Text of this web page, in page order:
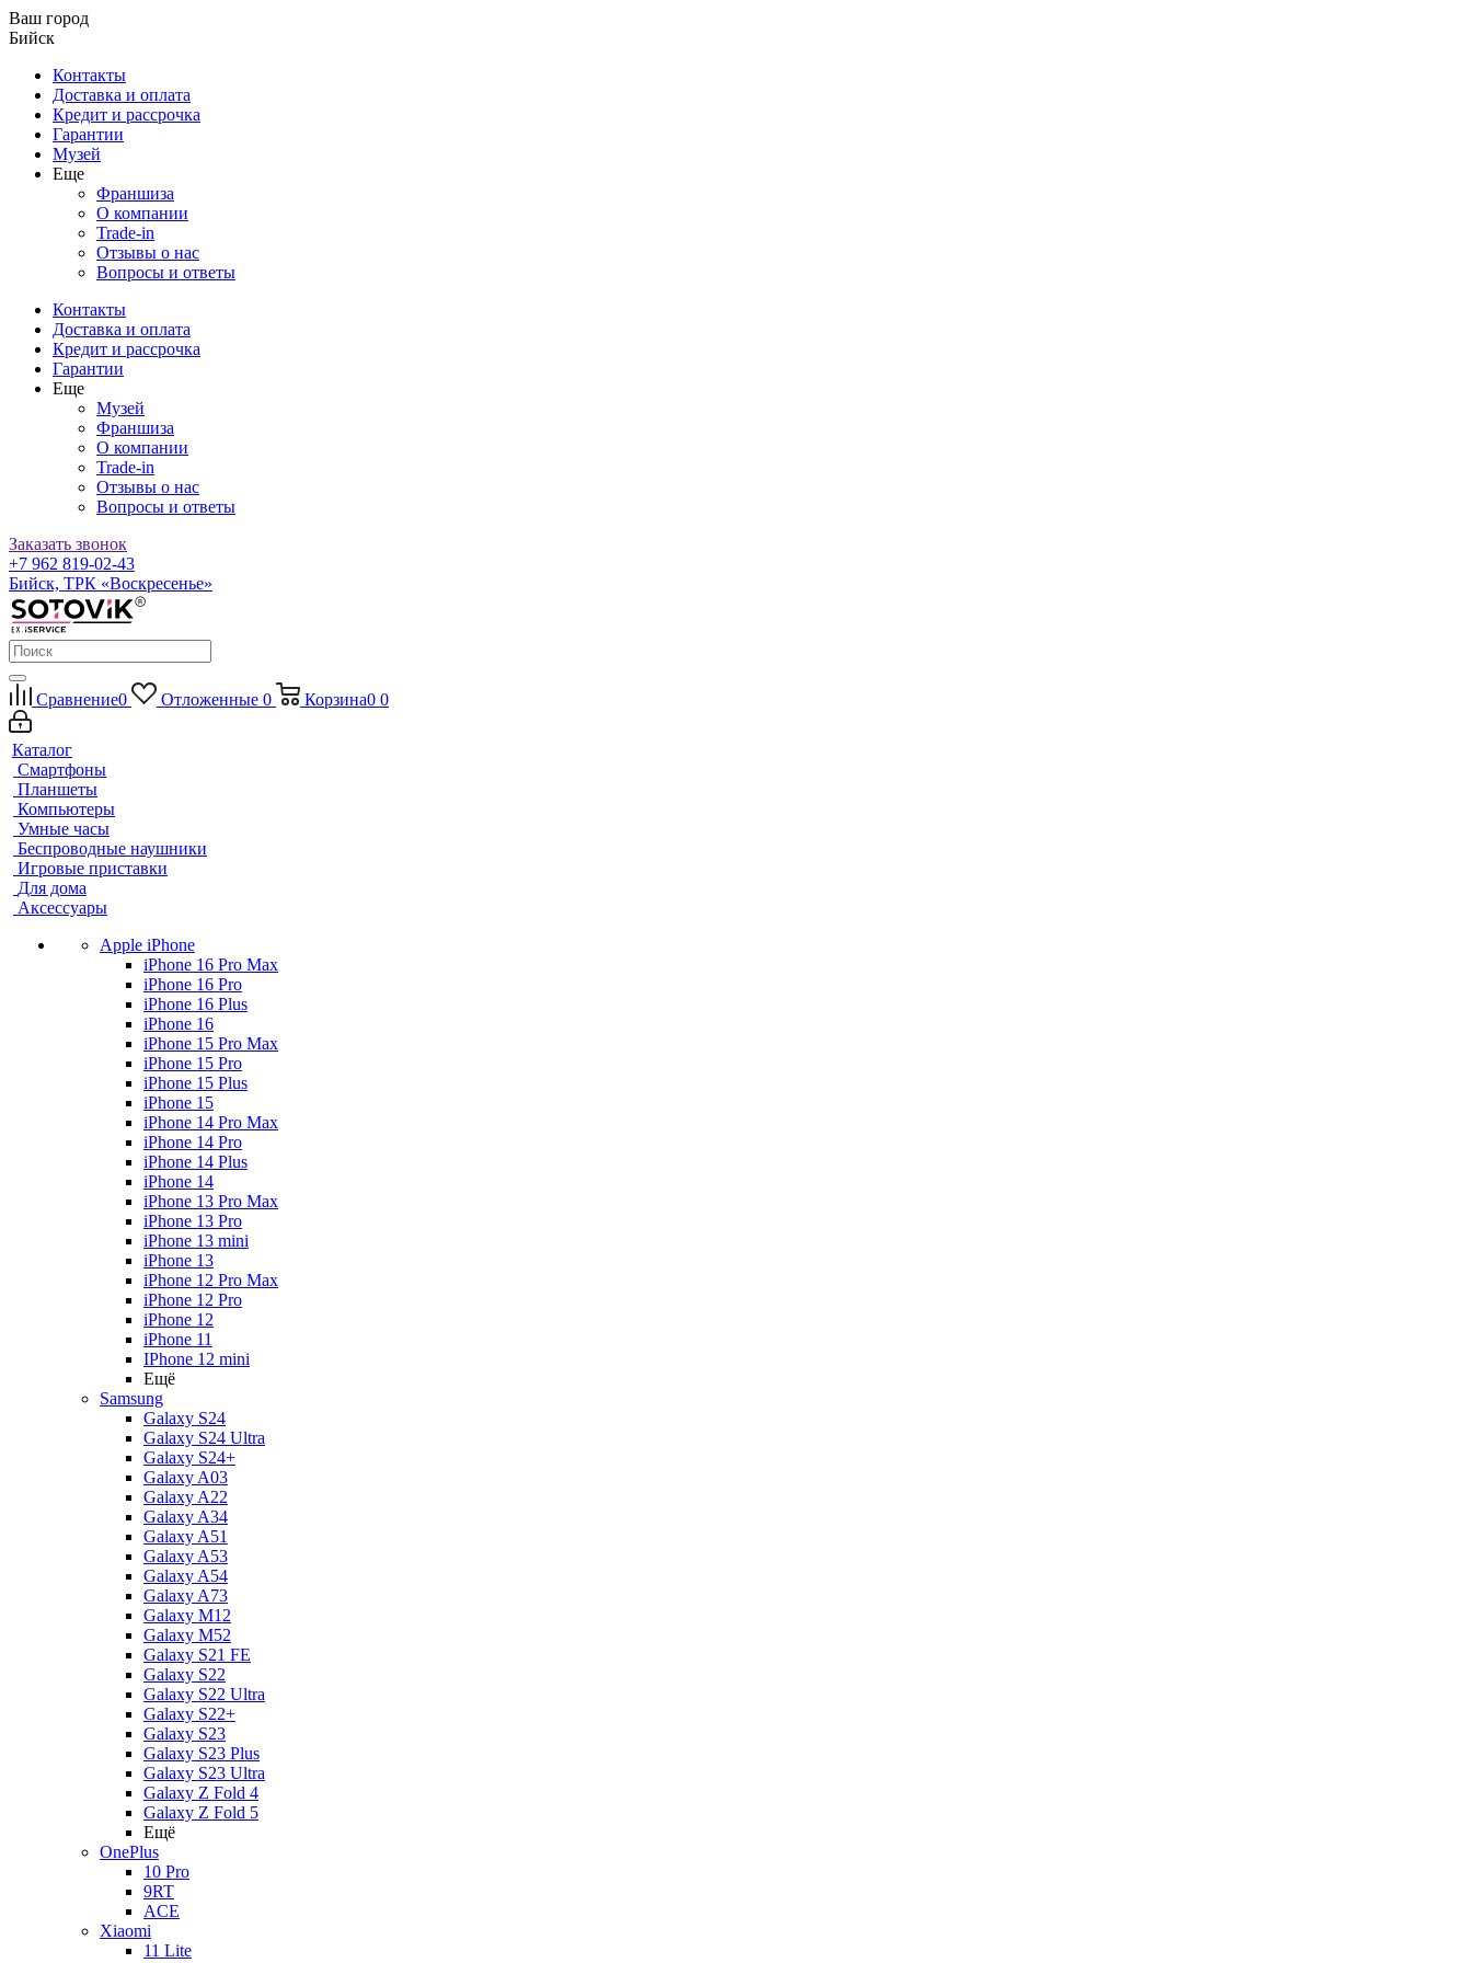
Ваш город
Бийск
Контакты
Доставка и оплата
Кредит и рассрочка
Гарантии
Музей
Еще
Франшиза
О компании
Trade-in
Отзывы о нас
Вопросы и ответы
Контакты
Доставка и оплата
Кредит и рассрочка
Гарантии
Еще
Музей
Франшиза
О компании
Trade-in
Отзывы о нас
Вопросы и ответы
Заказать звонок
+7 962 819-02-43
Бийск, ТРК «Воскресенье»
Сравнение0 Отложенные 0 Корзина0 0
Каталог
Смартфоны
Планшеты
Компьютеры
Умные часы
Беспроводные наушники
Игровые приставки
Для дома
Аксессуары
Apple iPhone
iPhone 16 Pro Max
iPhone 16 Pro
iPhone 16 Plus
iPhone 16
iPhone 15 Pro Max
iPhone 15 Pro
iPhone 15 Plus
iPhone 15
iPhone 14 Pro Max
iPhone 14 Pro
iPhone 14 Plus
iPhone 14
iPhone 13 Pro Max
iPhone 13 Pro
iPhone 13 mini
iPhone 13
iPhone 12 Pro Max
iPhone 12 Pro
iPhone 12
iPhone 11
IPhone 12 mini
Ещё
Samsung
Galaxy S24
Galaxy S24 Ultra
Galaxy S24+
Galaxy A03
Galaxy A22
Galaxy A34
Galaxy A51
Galaxy A53
Galaxy A54
Galaxy A73
Galaxy M12
Galaxy M52
Galaxy S21 FE
Galaxy S22
Galaxy S22 Ultra
Galaxy S22+
Galaxy S23
Galaxy S23 Plus
Galaxy S23 Ultra
Galaxy Z Fold 4
Galaxy Z Fold 5
Ещё
OnePlus
10 Pro
9RT
ACE
Xiaomi
11 Lite